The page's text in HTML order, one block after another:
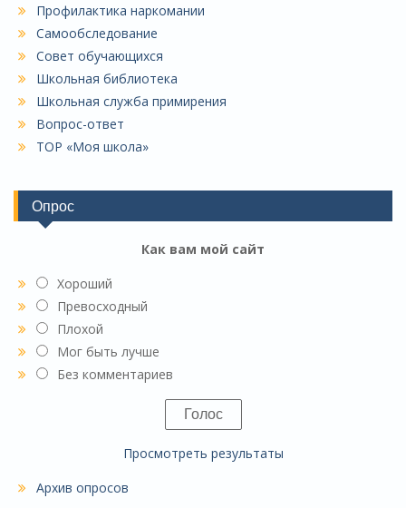
Профилактика наркомании
Самообследование
Совет обучающихся
Школьная библиотека
Школьная служба примирения
Вопрос-ответ
ТОР «Моя школа»
Опрос
Как вам мой сайт
Хороший
Превосходный
Плохой
Мог быть лучше
Без комментариев
Просмотреть результаты
Архив опросов